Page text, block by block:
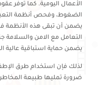
الأعمال اليومية. كما توفر
الضغوط، وفحص أنظمة
يضمن أن تبقى هذه الأنظمة
التعامل مع الامن
يضمن حماية استباقية عالية
لذلك فإن استخدام طرق
ضرورة تمليها طبيعة